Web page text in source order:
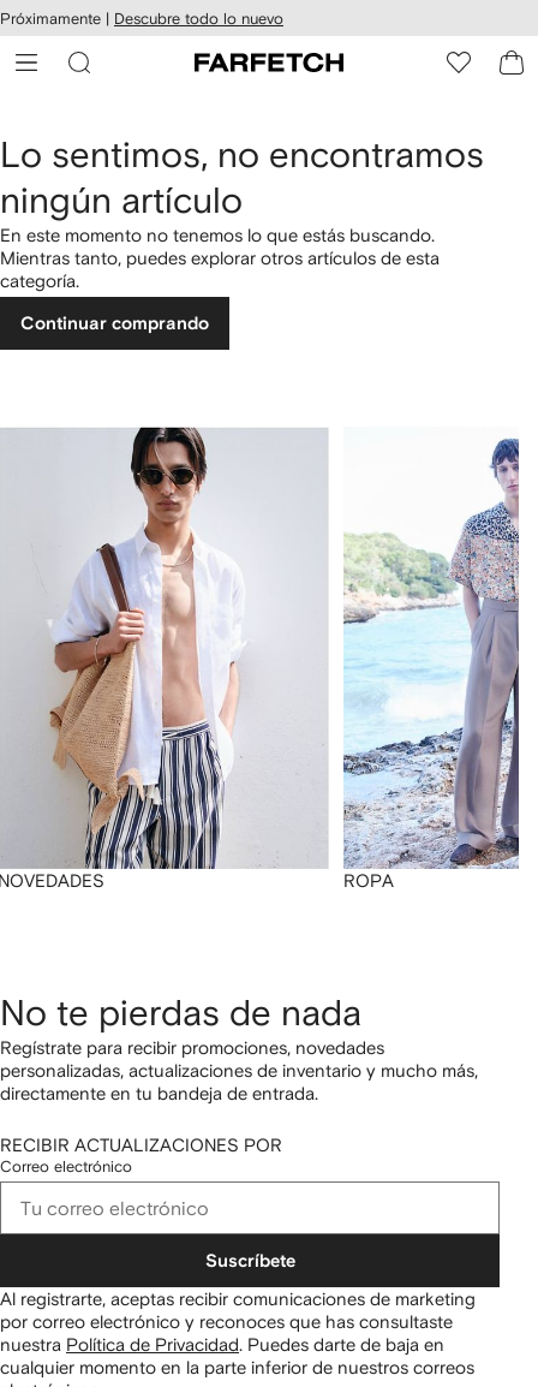
al
Próximamente | Descubre todo lo nuevo
Lo sentimos, no encontramos
ningún artículo
En este momento no tenemos lo que estás buscando.
Mientras tanto, puedes explorar otros artículos de esta
categoría.
Continuar comprando
ROPA
No te pierdas de nada
Regístrate para recibir promociones, novedades
personalizadas, actualizaciones de inventario y mucho más,
directamente en tu bandeja de entrada.
RECIBIR ACTUALIZACIONES POR
Correo electrónico
Suscríbete
Al registrarte, aceptas recibir comunicaciones de marketing
por correo electrónico y reconoces que has consultaste
nuestra Política de Privacidad. Puedes darte de baja en
cualquier momento en la parte inferior de nuestros correos